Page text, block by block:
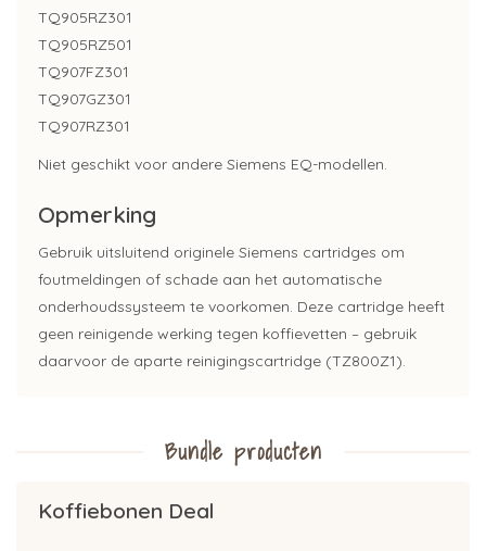
TQ905RZ301
TQ905RZ501
TQ907FZ301
TQ907GZ301
TQ907RZ301
Niet geschikt voor andere Siemens EQ-modellen.
Opmerking
Gebruik uitsluitend originele Siemens cartridges om
foutmeldingen of schade aan het automatische
onderhoudssysteem te voorkomen. Deze cartridge heeft
geen reinigende werking tegen koffievetten – gebruik
daarvoor de aparte reinigingscartridge (TZ800Z1).
Bundle producten
Koffiebonen Deal